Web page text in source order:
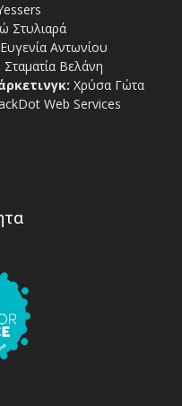
Στυλιαρά
Ευγενία Αντωνίου
Σταματία Βελάνη
Χρύσα Γώτα
Web Services